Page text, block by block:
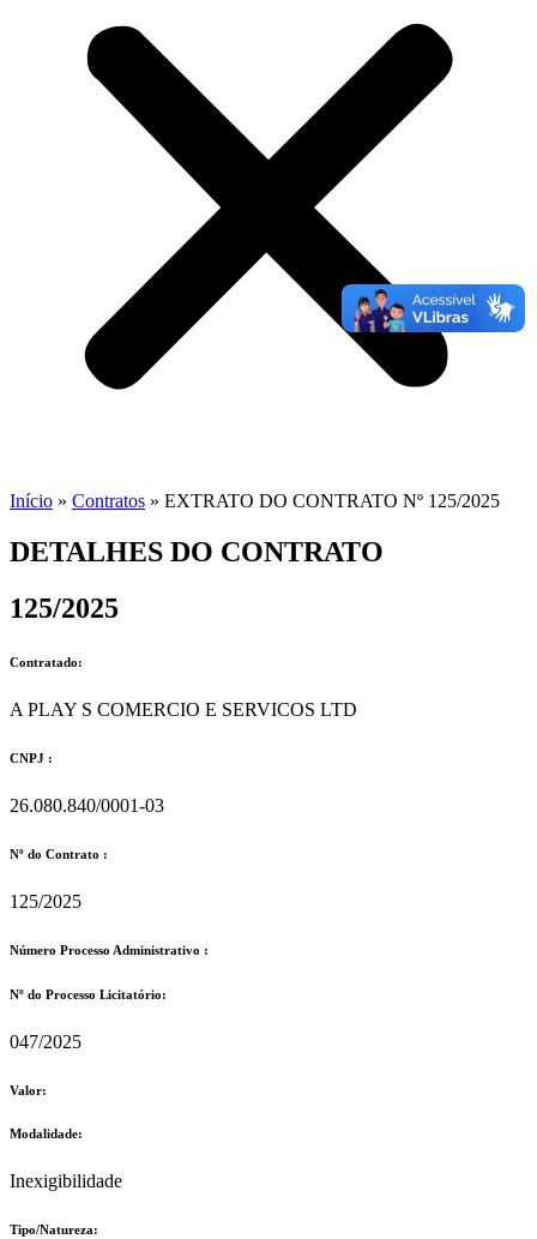
Início » Contratos » EXTRATO DO CONTRATO Nº 125/2025
DETALHES DO CONTRATO​
125/2025
Contratado:
A PLAY S COMERCIO E SERVICOS LTD
CNPJ :
26.080.840/0001-03
Nº do Contrato :
125/2025
Número Processo Administrativo :
Nº do Processo Licitatório:
047/2025
Valor:
Modalidade:
Inexigibilidade
Tipo/Natureza: